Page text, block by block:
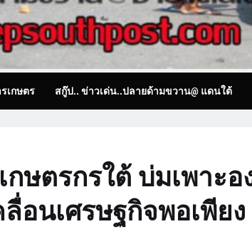
เกษตร สกู๊ป.. ข่าวเด่น..ปลายด้ามขวาน@ แดนใต้
ษตรกรใต้ บ่มเพาะอ
อนเศรษฐกิจพอเพียง